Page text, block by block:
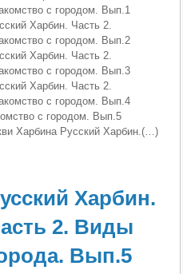
с городом. Вып.1
Харбин. Часть 2.
с городом. Вып.2
Харбин. Часть 2.
с городом. Вып.3
Харбин. Часть 2.
с городом. Вып.4
с городом. Вып.5
Харбина Русский Харбин.(…)
Харбин.
2. Виды
Вып.5